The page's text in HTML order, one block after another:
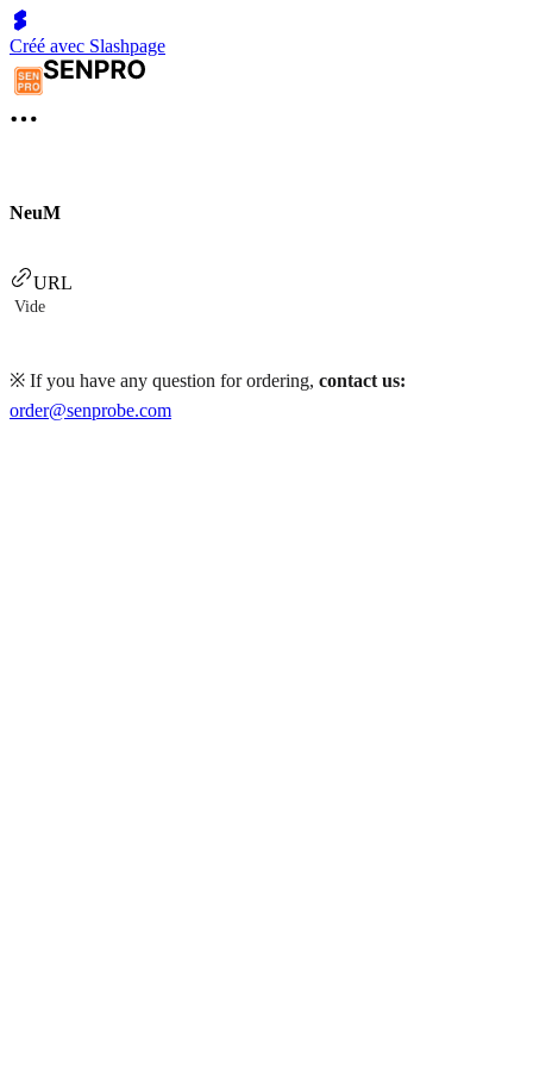
Créé avec Slashpage
NeuM
URL
Vide
※ If you have any question for ordering, contact us:
order@senprobe.com